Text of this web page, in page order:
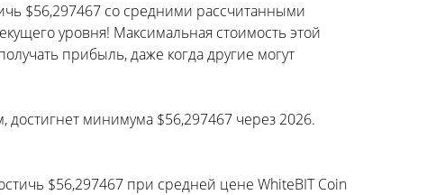
$56,297467 со средними рассчитанными
уровня! Максимальная стоимость этой
прибыль, даже когда другие могут
достигнет минимума $56,297467 через 2026.
$56,297467 при средней цене WhiteBIT Coin